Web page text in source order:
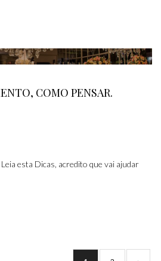
COMO PENSAR.
esta Dicas, acredito que vai ajudar